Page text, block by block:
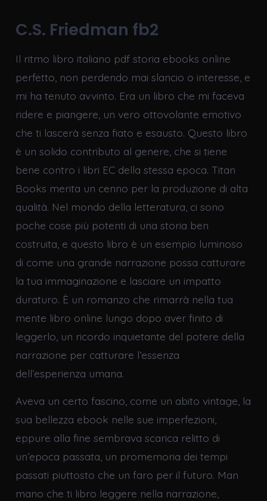
C.S. Friedman fb2
Il ritmo libro italiano pdf storia ebooks online
perfetto, non perdendo mai slancio o interesse, e
mi ha tenuto avvinto. Era un libro che mi faceva
ridere e piangere, un vero ottovolante emotivo
che ti lascerà senza fiato e esausto. Questo libro
è un solido contributo al genere, che si tiene
bene contro i libri EC della stessa epoca. Titan
Books merita un cenno per la produzione di alta
qualità. Nel mondo della letteratura, ci sono
poche cose più potenti di una storia ben
costruita, e questo libro è un esempio luminoso
di come una grande narrazione possa catturare
la tua immaginazione e lasciare un impatto
duraturo. È un romanzo che rimarrà nella tua
mente libro online lungo dopo aver finito di
leggerlo, un ricordo inquietante del potere della
narrazione per catturare l’essenza
dell’esperienza umana.
Aveva un certo fascino, come un abito vintage, la
sua bellezza ebook nelle sue imperfezioni,
eppure alla fine sembrava scarica relitto di
un’epoca passata, un promemoria dei tempi
passati piuttosto che un faro per il futuro. Man
mano che ti libro leggere nella narrazione,